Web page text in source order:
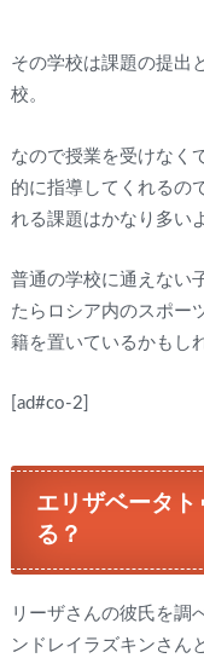
その学校は課題の提出
校。
なので授業を受けなく
的に指導してくれるの
れる課題はかなり多い
普通の学校に通えない
たらロシア内のスポー
籍を置いているかもし
[ad#co-2]
エリザベータ
る？
リーザさんの彼氏を調
ンドレイラズキンさん